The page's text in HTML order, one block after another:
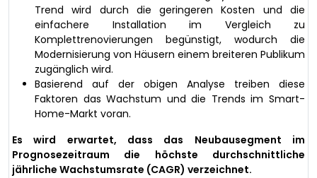
Trend wird durch die geringeren Kosten und die
einfachere Installation im Vergleich zu
Komplettrenovierungen begünstigt, wodurch die
Modernisierung von Häusern einem breiteren Publikum
zugänglich wird.
Basierend auf der obigen Analyse treiben diese
Faktoren das Wachstum und die Trends im Smart-
Home-Markt voran.
Es wird erwartet, dass das Neubausegment im
Prognosezeitraum die höchste durchschnittliche
jährliche Wachstumsrate (CAGR) verzeichnet.